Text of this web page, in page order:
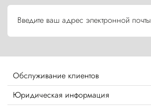
Введите ваш адрес электронной почты
Обслуживание клиентов
Юридическая информация